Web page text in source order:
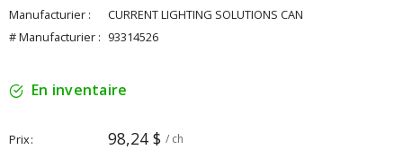
Manufacturier :
CURRENT LIGHTING SOLUTIONS CAN
# Manufacturier : 93314526
En inventaire
Prix 98,24 $ / ch